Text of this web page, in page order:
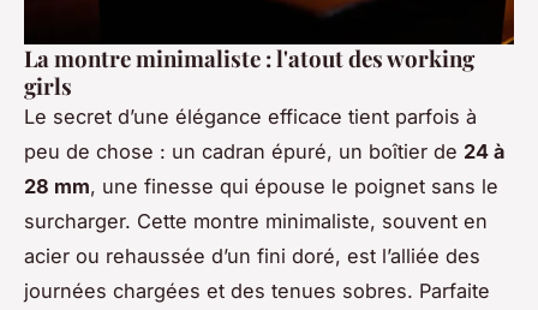
La montre minimaliste : l'atout des working
girls
Le secret d’une élégance efficace tient parfois à
peu de chose : un cadran épuré, un boîtier de 24 à
28 mm, une finesse qui épouse le poignet sans le
surcharger. Cette montre minimaliste, souvent en
acier ou rehaussée d’un fini doré, est l’alliée des
journées chargées et des tenues sobres. Parfaite